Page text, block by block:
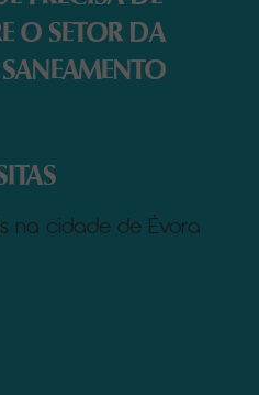
O SETOR DA
na cidade de Évora